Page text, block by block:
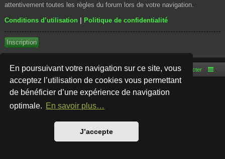
En poursuivant votre navigation sur ce site, vous
acceptez l’utilisation de cookies vous permettant
de bénéficier d’une expérience de navigation
optimale. En savoir plus…
J’accepte
attentivement toutes les règles du forum lors de votre navigation.
Conditions d’utilisation | Politique de confidentialité
Inscription
Accueil du forum Nous contacter
Développé parphpBB® Forum Software © phpBB Limited
Style par
Traduction française officielle